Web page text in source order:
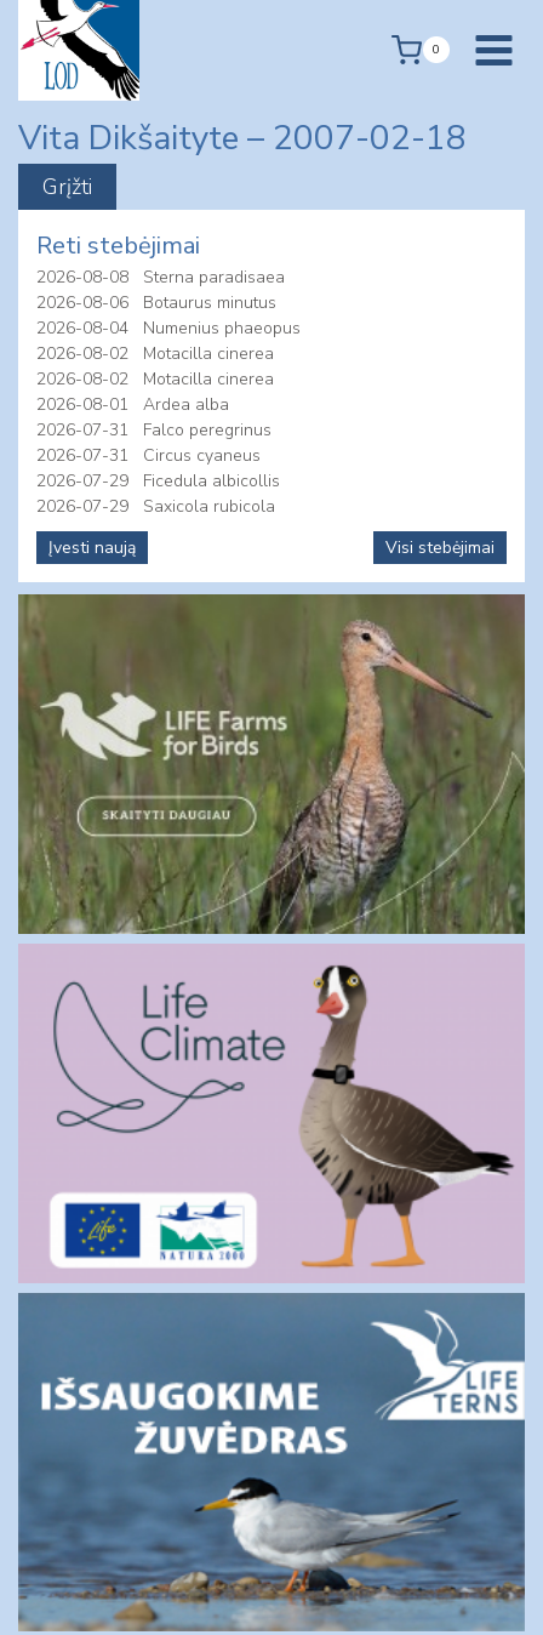
content
0
Vita Dikšaityte – 2007-02-18
Reti stebėjimai
2026-08-08
Sterna paradisaea
2026-08-06
Botaurus minutus
2026-08-04
Numenius phaeopus
2026-08-02
Motacilla cinerea
2026-08-02
Motacilla cinerea
2026-08-01
Ardea alba
2026-07-31
Falco peregrinus
2026-07-31
Circus cyaneus
2026-07-29
Ficedula albicollis
2026-07-29
Saxicola rubicola
Įvesti naują
Visi stebėjimai